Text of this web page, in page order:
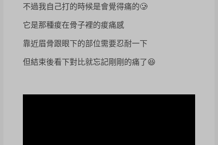
不過我自己打的時候是會覺得痛的🥲
它是那種痠在骨子裡的痠痛感
靠近眉骨跟眼下的部位需要忍耐一下
但結束後看下對比就忘記剛剛的痛了😆